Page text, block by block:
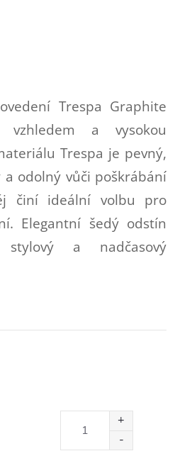
Trespa Graphite
vzhledem a vysokou
Trespa je pevný,
odolný vůči poškrábání
činí ideální volbu pro
Elegantní šedý odstín
a nadčasový